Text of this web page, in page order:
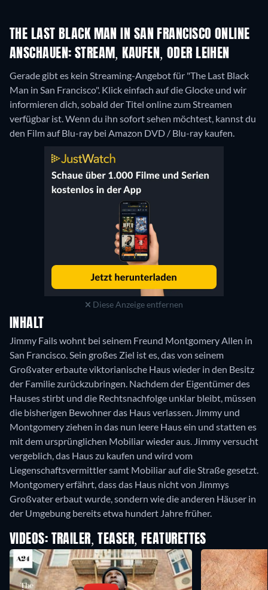
THE LAST BLACK MAN IN SAN FRANCISCO ONLINE
ANSCHAUEN: STREAM, KAUFEN, ODER LEIHEN
Gerade gibt es kein Streaming-Angebot für "The Last Black
Man in San Francisco". Klick einfach auf die Glocke und wir
informieren dich, sobald der Titel online zum Streamen
verfügbar ist. Wenn du ihn sofort sehen möchtest, kannst du
den Film auf Blu-ray bei Amazon DVD / Blu-ray kaufen.
Diese Anzeige entfernen
INHALT
Jimmy Fails wohnt bei seinem Freund Montgomery Allen in
San Francisco. Sein großes Ziel ist es, das von seinem
Großvater erbaute viktorianische Haus wieder in den Besitz
der Familie zurückzubringen. Nachdem der Eigentümer des
Hauses stirbt und die Rechtsnachfolge unklar bleibt, müssen
die bisherigen Bewohner das Haus verlassen. Jimmy und
Montgomery ziehen in das nun leere Haus ein und statten es
mit dem ursprünglichen Mobiliar wieder aus. Jimmy versucht
vergeblich, das Haus zu kaufen und wird vom
Liegenschaftsvermittler samt Mobiliar auf die Straße gesetzt.
Montgomery erfährt, dass das Haus nicht von Jimmys
Großvater erbaut wurde, sondern wie die anderen Häuser in
der Umgebung bereits etwa hundert Jahre früher.
VIDEOS: TRAILER, TEASER, FEATURETTES